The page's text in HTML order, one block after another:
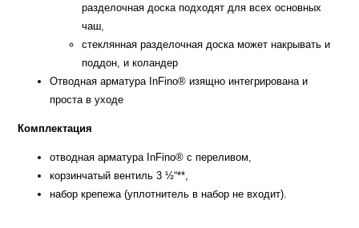
разделочная доска подходят для всех основных
чаш,
стеклянная разделочная доска может накрывать и
поддон, и коландер
Отводная арматура InFino® изящно интегрирована и
проста в уходе
Комплектация
отводная арматура InFino® с переливом,
корзинчатый вентиль 3 ½“**,
набор крепежа (уплотнитель в набор не входит).